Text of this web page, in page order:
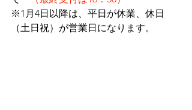
※1月4日以降は、平日が休業、休日
（土日祝）が営業日になります。